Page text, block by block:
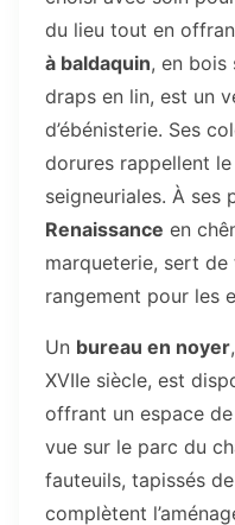
du lieu tout en
à baldaquin, en
draps en lin, est un
d’ébénisterie. Ses
dorures rappellent
seigneuriales. À ses
Renaissance en
marqueterie, sert
rangement pour les
Un bureau en noyer
XVIIe siècle, est
offrant un espace
vue sur le parc du
fauteuils, tapissés
complètent